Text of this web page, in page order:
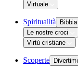
Virtuale
Spiritualità
Le nostre croci
Virtù cristiane
Scoperte